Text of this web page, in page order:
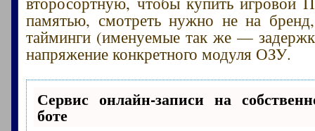
памятью, смотреть нужно не на
тайминги (именуемые так же —
напряжение конкретного модуля ОЗУ.
Сервис онлайн-записи на
боте